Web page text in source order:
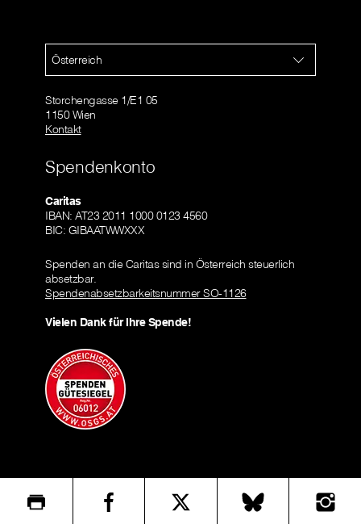
Österreich
Storchengasse 1/E1 05
1150 Wien
Kontakt
Spendenkonto
Caritas
IBAN: AT23 2011 1000 0123 4560
BIC: GIBAATWWXXX
Spenden an die Caritas sind in Österreich steuerlich
absetzbar.
Spendenabsetzbarkeitsnummer SO-1126
Vielen Dank für Ihre Spende!